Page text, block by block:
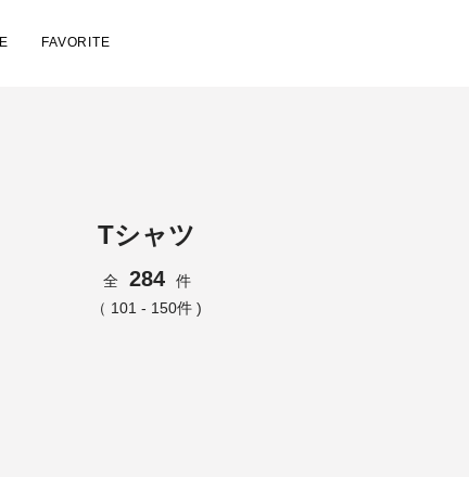
FAVORITE
Tシャツ
全 284
件
（ 101 - 150件 )